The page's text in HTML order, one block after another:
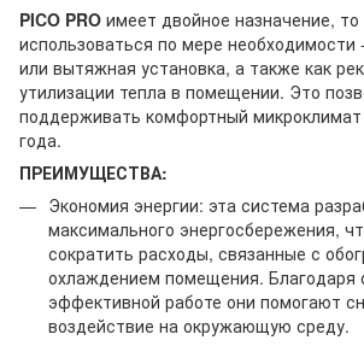
PICO PRO имеет двойное назначение,
использоваться по мере необходимости
или вытяжная установка, а также как
утилизации тепла в помещении. Это
поддерживать комфортный
года.
ПРЕИМУЩЕСТВА:
Экономия энергии: эта система
максимального энергосбережения,
сократить расходы, связанные с
охлаждением помещения. Благодаря
эффективной работе они помогают
воздействие на окружающую среду.